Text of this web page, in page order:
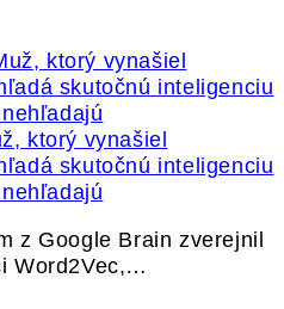
ktorý vynašiel
skutočnú inteligenciu
z Google Brain zverejnil
Word2Vec,…